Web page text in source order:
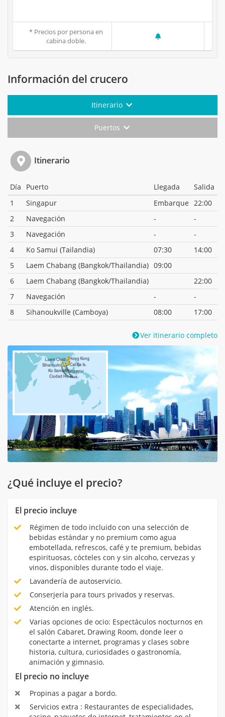
* Precios por persona en
cabina doble.
Información del crucero
Itinerario
Puertos
Itinerario
Día Puerto Llegada
Salida
1
Singapur Embarque 22:00
2
Navegación -
-
3
Navegación -
-
4
Ko Samui (Tailandia) 07:30
14:00
5
Laem Chabang (Bangkok/Thailandia) 09:00
6
Laem Chabang (Bangkok/Thailandia)
22:00
7
Navegación -
-
8
Sihanoukville (Camboya) 08:00 17:00
Ver itinerario completo
¿Qué incluye el precio?
El precio incluye
Régimen de todo incluido con una selección de
bebidas estándar y no premium como agua
embotellada, refrescos, café y te premium, bebidas
espirituosas, cócteles con y sin alcoho, cervezas y
vinos, disponibles durante todo el viaje.
Lavandería de autoservicio.
Conserjería para tours privados y reservas.
Atención en inglés.
Varias opciones de ocio: Espectáculos nocturnos en
el salón Cabaret, Drawing Room, donde leer o
conectarte a internet, programas y clases sobre
historia, cultura, curiosidades o gastronomía,
animación y gimnasio.
El precio no incluye
Propinas a pagar a bordo.
Servicios extra : Restaurantes de especialidades,